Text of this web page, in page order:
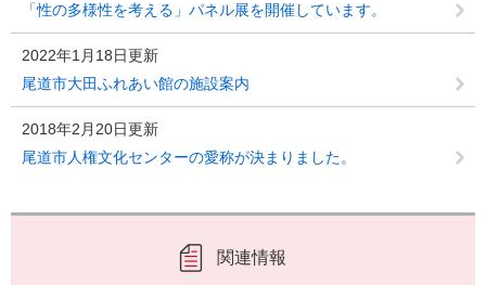
「性の多様性を考える」パネル展を開催しています。
2022年1月18日更新
尾道市大田ふれあい館の施設案内
2018年2月20日更新
尾道市人権文化センターの愛称が決まりました。
関連情報